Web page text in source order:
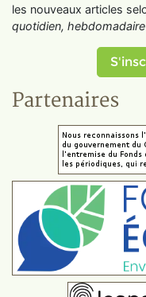
les nouveaux articles
quotidien,
Partenaires